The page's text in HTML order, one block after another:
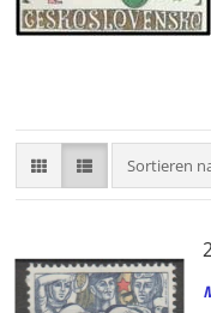
Sortieren
Sortieren